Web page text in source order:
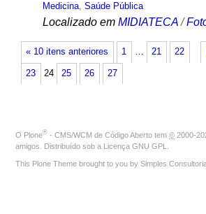
Medicina, Saúde Pública
Localizado em MIDIATECA /
« 10 itens anteriores 1 … 21 22
23 24 25 26 27
O Plone® - CMS/WCM de Código Aberto tem © 2000-
amigos. Distribuído sob a Licença GNU GPL
This Plone Theme brought to you by Simples